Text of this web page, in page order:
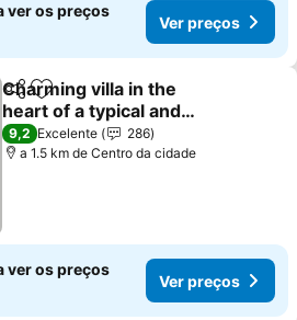
ver os preços
Ver preços
PartilharAdicionar aos favoritos
Charming villa in the
heart of a typical and
picturesque town in
Braga
Ver preços
9,2 Excelente
286
a 1.5 km de Centro da cidade
ver os preços
Ver preços